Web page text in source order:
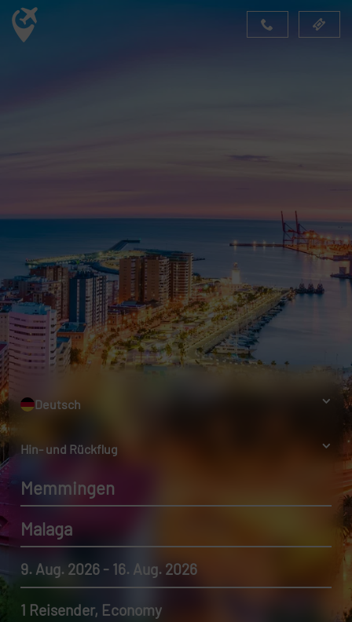
Deutsch
Hin- und Rückflug
Memmingen
Malaga
9. Aug. 2026 - 16. Aug. 2026
1 Reisender, Economy